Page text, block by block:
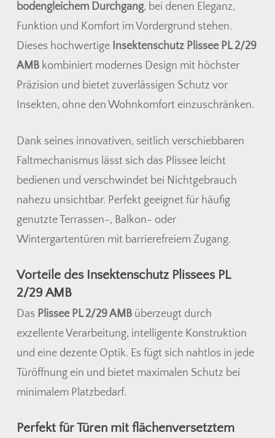
Es befinden sich keine Produkte
Go To Shop
bodengleichem Durchgang, bei denen Eleganz,
Funktion und Komfort im Vordergrund stehen.
Dieses hochwertige Insektenschutz Plissee PL 2/29
AMBkombiniert modernes Design mit höchster
Präzision und bietet zuverlässigen Schutz vor
Insekten, ohne den Wohnkomfort einzuschränken.
Dank seines innovativen, seitlich verschiebbaren
Faltmechanismus lässt sich das Plissee leicht
bedienen und verschwindet bei Nichtgebrauch
nahezu unsichtbar. Perfekt geeignet für häufig
genutzte Terrassen-, Balkon- oder
Wintergartentüren mit barrierefreiem Zugang.
Vorteile des Insektenschutz Plissees PL
2/29 AMB
Das Plissee PL 2/29 AMBüberzeugt durch
exzellente Verarbeitung, intelligente Konstruktion
und eine dezente Optik. Es fügt sich nahtlos in jede
Türöffnung ein und bietet maximalen Schutz bei
minimalem Platzbedarf.
Perfekt für Türen mit flächenversetztem